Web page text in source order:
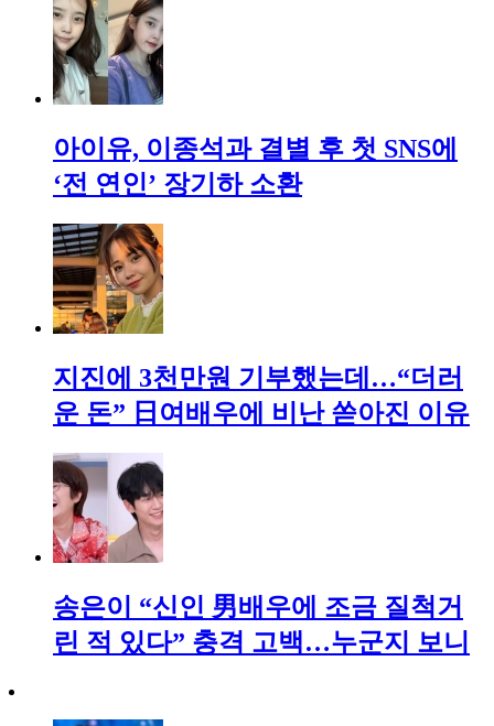
아이유, 이종석과 결별 후 첫 SNS에
‘전 연인’ 장기하 소환
지진에 3천만원 기부했는데…“더러
운 돈” 日여배우에 비난 쏟아진 이유
송은이 “신인 男배우에 조금 질척거
린 적 있다” 충격 고백…누군지 보니